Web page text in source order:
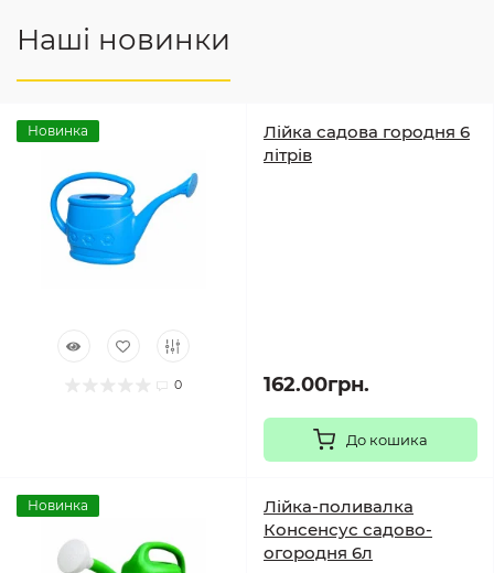
Наші новинки
Новинка
0
Лійка садова городня 6
літрів
162.00грн.
До кошика
Новинка
Лійка-поливалка
Консенсус садово-
огородня 6л